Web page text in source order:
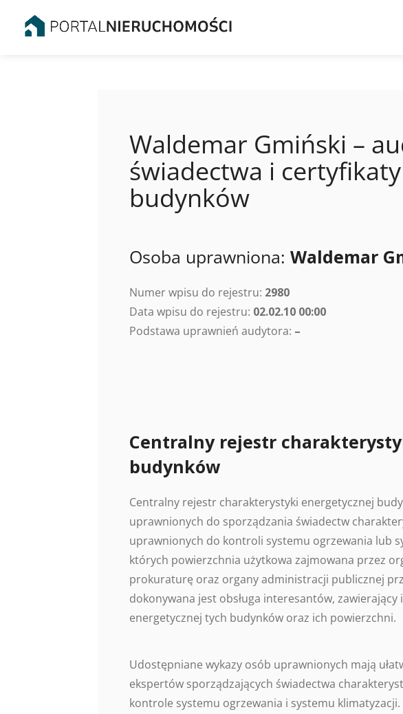
Waldemar Gmiński –
świadectwa i
budynków
Osoba uprawniona: Waldemar
Numer wpisu do rejestru: 2980
Data wpisu do rejestru: 02.02.10 00:00
Podstawa uprawnień audytora: –
Centralny rejestr
budynków
Centralny rejestr charakterystyki energetycznej
uprawnionych do sporządzania świadectw
uprawnionych do kontroli systemu ogrzewania lub
których powierzchnia użytkowa zajmowana przez
prokuraturę oraz organy administracji publicznej
dokonywana jest obsługa interesantów,
energetycznej tych budynków oraz ich powierzchni.
Udostępniane wykazy osób uprawnionych mają
ekspertów sporządzających świadectwa
kontrole systemu ogrzewania i systemu klimatyzacji.